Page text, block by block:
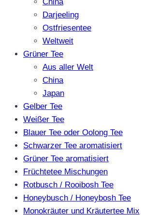
Darjeeling
Ostfriesentee
Weltweit
Grüner Tee
Aus aller Welt
China
Japan
Gelber Tee
Weißer Tee
Blauer Tee oder Oolong Tee
Schwarzer Tee aromatisiert
Grüner Tee aromatisiert
Früchtetee Mischungen
Rotbusch / Rooibosh Tee
Honeybusch / Honeybosh Tee
Monokräuter und Kräutertee Mix